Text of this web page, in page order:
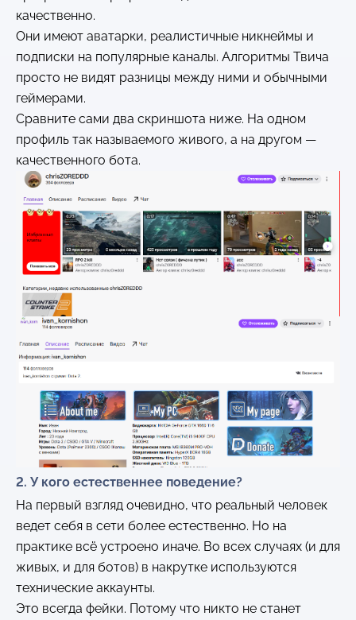
качественно.
Они имеют аватарки, реалистичные никнеймы и
подписки на популярные каналы. Алгоритмы Твича
просто не видят разницы между ними и обычными
геймерами.
Сравните сами два скриншота ниже. На одном
профиль так называемого живого, а на другом —
качественного бота.
2. У кого естественнее поведение?
На первый взгляд очевидно, что реальный человек
ведет себя в сети более естественно. Но на
практике всё устроено иначе. Во всех случаях (и для
живых, и для ботов) в накрутке используются
технические аккаунты.
Это всегда фейки. Потому что никто не станет